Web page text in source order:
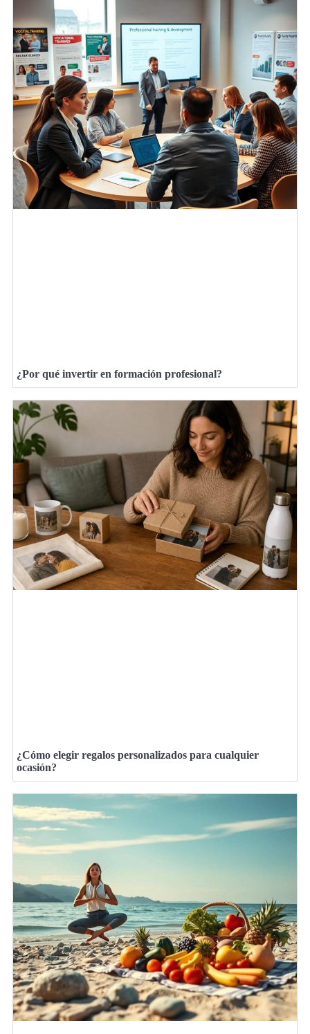
¿Por qué invertir en formación profesional?
¿Cómo elegir regalos personalizados para cualquier
ocasión?